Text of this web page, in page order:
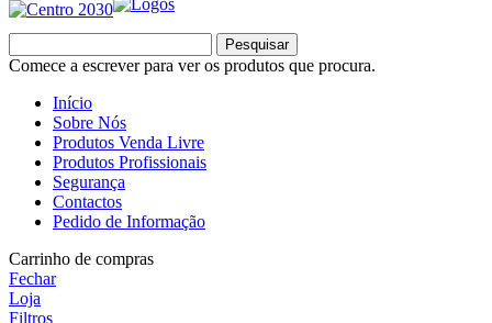
Pesquisar
Comece a escrever para ver os produtos que procura.
Início
Sobre Nós
Produtos Venda Livre
Produtos Profissionais
Segurança
Contactos
Pedido de Informação
Carrinho de compras
Fechar
Loja
Filtros